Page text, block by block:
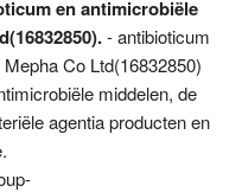
en antimicrobiële
- antibioticum
Co Ltd(16832850)
middelen, de
agentia producten en